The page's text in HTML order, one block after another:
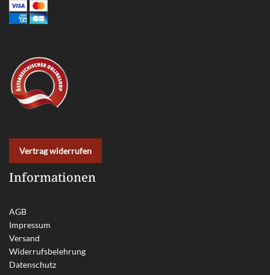
Vertrag widerrufen
Informationen
AGB
Impressum
Versand
Widerrufsbelehrung
Datenschutz